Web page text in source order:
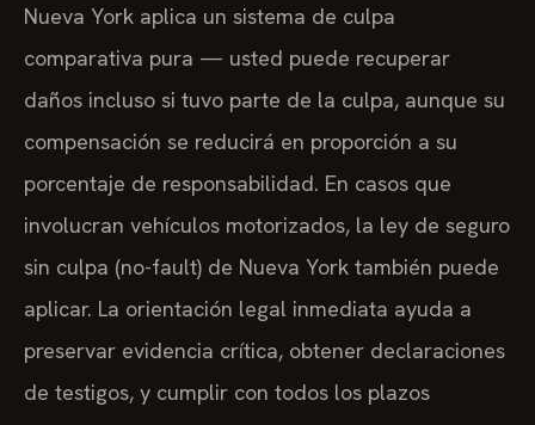
Nueva York aplica un sistema de culpa
comparativa pura — usted puede recuperar
daños incluso si tuvo parte de la culpa, aunque su
compensación se reducirá en proporción a su
porcentaje de responsabilidad. En casos que
involucran vehículos motorizados, la ley de seguro
sin culpa (no-fault) de Nueva York también puede
aplicar. La orientación legal inmediata ayuda a
preservar evidencia crítica, obtener declaraciones
de testigos, y cumplir con todos los plazos